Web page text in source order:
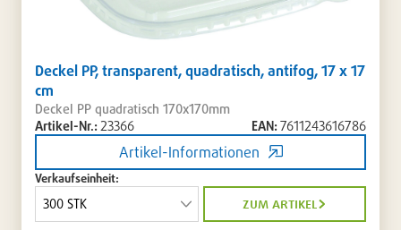
Deckel PP, transparent, quadratisch, antifog, 17 x 17
cm
Deckel PP quadratisch 170x170mm
Artikel-Nr.: 23366 EAN:7611243616786
Artikel-Informationen
Verkaufseinheit:
zum artikel